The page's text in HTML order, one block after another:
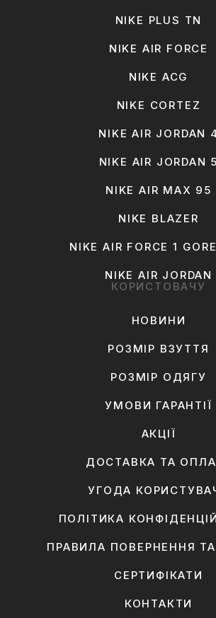
NIKE PLUS TN
NIKE AIR FORCE
NIKE ACG
NIKE CORTEZ
NIKE AIR JORDAN 4
NIKE AIR JORDAN 5
NIKE AIR MAX 95
NIKE BLAZER
NIKE AIR FORCE 1
NIKE AIR JORDAN
КОРИСТОВАЧУ
НОВИНИ
РОЗМІР ВЗУТТЯ
РОЗМІР ОДЯГУ
УМОВИ ГАРАНТІЇ
АКЦІЇ
ДОСТАВКА ТА
УГОДА
ПОЛІТИКА
ПРАВИЛА ПОВЕРНЕННЯ
СЕРТИФІКАТИ
КОНТАКТИ